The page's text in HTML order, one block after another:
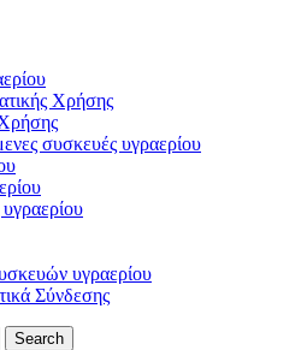
Χρήσης
συσκευές υγραερίου
υγραερίου
Σύνδεσης
Search